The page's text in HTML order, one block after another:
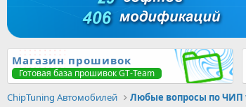
Магазин прошивок
Готовая база прошивок GT-Team
ChipTuning Автомобилей